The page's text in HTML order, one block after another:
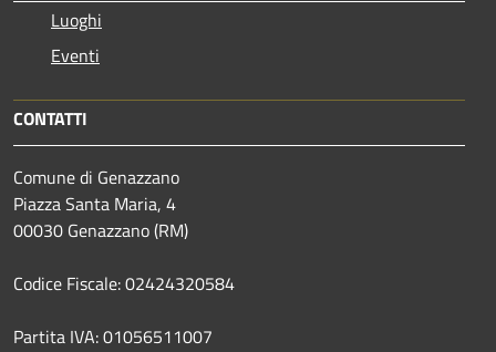
Luoghi
Eventi
CONTATTI
Comune di Genazzano
Piazza Santa Maria, 4
00030 Genazzano (RM)
Codice Fiscale: 02424320584
Partita IVA: 01056511007